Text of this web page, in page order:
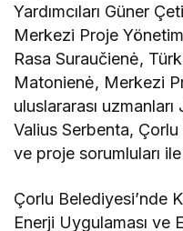
Yardımcıları Güner
Merkezi Proje Yönetim
Rasa Suraučienė,
Matonienė, Merkezi
uluslararası
Valius Serbenta,
ve proje sorumluları ile
Çorlu Belediyesi’nde
Enerji Uygulaması ve